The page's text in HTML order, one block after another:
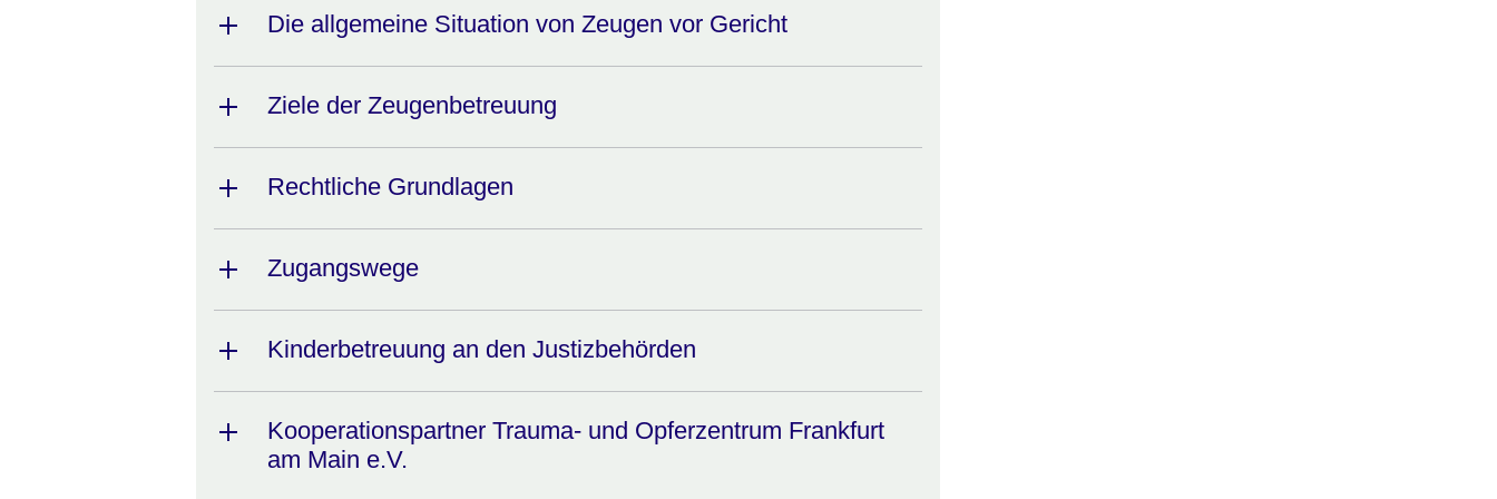
Die allgemeine Situation von Zeugen vor Gericht
Ziele der Zeugenbetreuung
Rechtliche Grundlagen
Zugangswege
Kinderbetreuung an den Justizbehörden
Kooperationspartner Trauma- und Opferzentrum Frankfurt
am Main e.V.